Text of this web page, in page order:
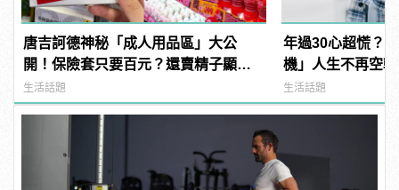
唐吉訶德神秘「成人用品區」大公
開！保險套只要百元？還賣精子顯微
鏡？
生活話題
年過30心超慌？
機」人生不再空
manfashion這樣
生活話題